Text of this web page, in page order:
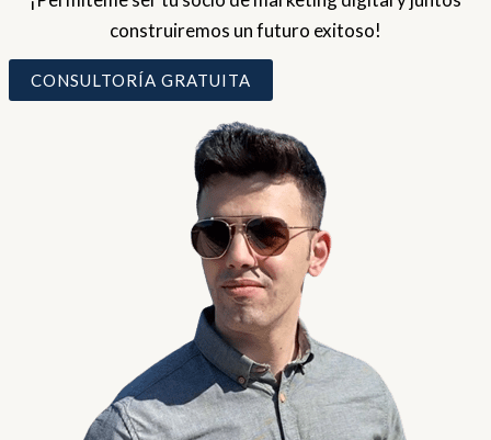
construiremos un futuro exitoso!
CONSULTORÍA GRATUITA